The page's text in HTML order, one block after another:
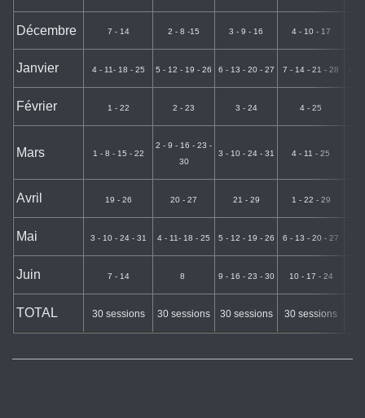
Décembre 7 - 14 2 - 8 -15 3 - 9 - 16 4 - 10 - 17
Janvier 4 - 11- 18 - 25 5 - 12 - 19 - 26 6 - 13 - 20 - 27 7 - 14 - 21 - 28
Février 1 - 22 2 - 23 3 - 24 4 - 25
Mars 1 - 8 - 15 - 22
2 - 9 - 16 - 23 -
30
3 - 10 - 24 - 31 4 - 11 - 25
Avril 19 - 26 20 - 27 21 - 29 1 - 22 - 29
Mai 3 - 10 - 24 - 31 4 - 11- 18 - 25 5 - 12 - 19 - 26 6 - 13 - 20 - 27
Juin 7 - 14 8 9 - 16 - 23 - 30 10 - 17 - 24
TOTAL 30 sessions 30 sessions 30 sessions 30 sessions